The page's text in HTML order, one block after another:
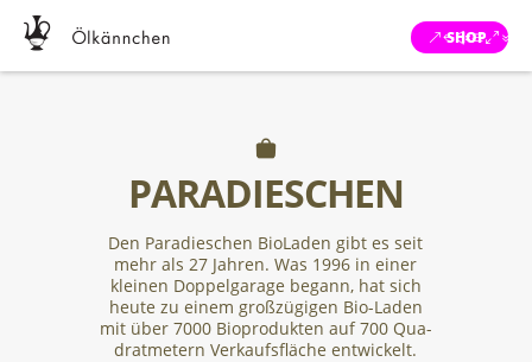
SHOP
PARADIESCHEN
Den Para­dieschen Bio­Laden gibt es seit
mehr als 27 Jahren. Was 1996 in einer
kleinen Dop­pel­garage begann, hat sich
heute zu einem groß­zü­gigen Bio-Laden
mit über 7000 Bio­pro­dukten auf 700 Qua­
drat­metern Ver­kaufs­fläche entwickelt.